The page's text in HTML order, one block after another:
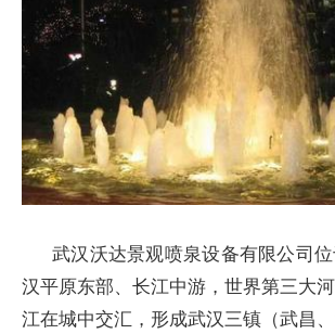
武汉沃达景观喷泉设备有限公司
汉平原东部、长江中游，世界第三大
江在城中交汇，形成武汉三镇（武昌